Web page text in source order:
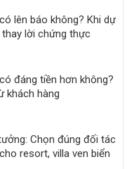
lên báo không? Khi dự
lời chứng thực
đáng tiền hơn không?
khách hàng
Chọn đúng đối tác
resort, villa ven biển